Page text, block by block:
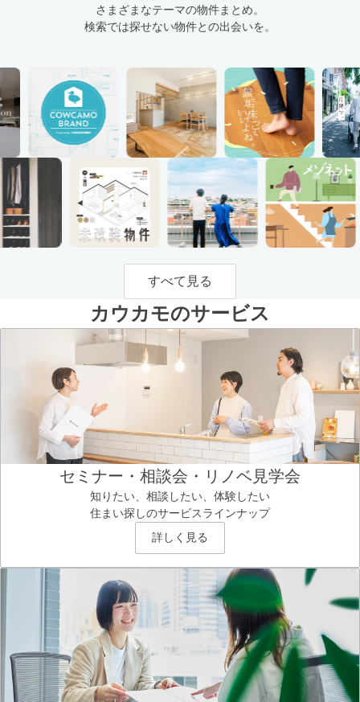
さまざまなテーマの物件まとめ。
検索では探せない物件との出会いを。
すべて見る
カウカモのサービス
セミナー・相談会・リノベ見学会
知りたい、相談したい、体験したい
住まい探しのサービスラインナップ
詳しく見る